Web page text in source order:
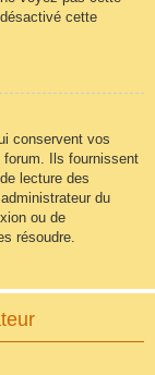
cette
conservent vos
forum. Ils fournissent
lecture des
du
ou de
résoudre.